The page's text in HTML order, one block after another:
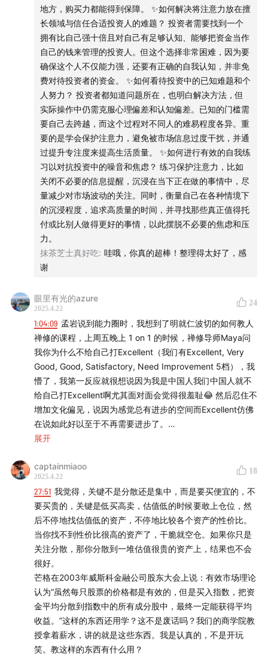
「✅投顾」
有知有行三大策略：长钱账户，稳钱账户，海外长钱
过去几年，中国所有的投顾策略，最大的问题在于超配A股，
虽然多元，但美股、黄金配的不够。
1）海内外
如果未来在国外生活消费，匹配美元资产投资。
如果未来在国内生活消费，匹配人民币资产投资。
并且尽可能的跟上这个国家的购买力，在此基础上选择好的
投资人，能做出阿尔法。
2）理想的投顾
投资和投顾策略只是用户生活中把自己的生活管理得很好的
工具，让自己的购买力不下降。
3）购买力
投资的本质是保证你的购买力不下降。
未来最大的风险是购买力在生活的经济体内下降。
「⭐️指数投资 - 阿尔法」
1）费率低
2）策略稳定，编制方案白盒
有大幅亏损的可能，但没有清零的可能。避免极端情况。
只需投入较少的时间和精力
5）帮你捕捉到伟大公司的工具
用事实不断的说话，而且尊重世界的规律，没有偏见。
非常少的公司贡献了股市全部的回报。
互联网带来了第一次的集中，算法带来了第二次的集中，AI
会带来第三次的集中。结果是将来有一些非常大的公司，带
来非常多的回报，但是你没有投到这些公司上，可能就错失
了所有。
在一个越来越集中的世界里面，个股投资风险会越来越大。
资，很多人觉得年化15%非常容易。
「✅能力圈」
确信自己比市场平均水平好10倍的事，投入更多的精力。
比如识别公司，对A股市场上的某一家公司有比这个市场平均
好十倍的认知。
能力圈以外承认自己没有明确的观点、答案。跟着走。
地方，购买力都能得到保障。 ✨如何解决将注意力放在擅
长领域与信任合适投资人的难题？ 投资者需要找到一个
拥有比自己强十倍且对自己有足够认知、能够把资金当作
自己的钱来管理的投资人。但这个选择非常困难，因为要
确保这个人不仅能力强，还要有正确的自我认知，并非免
费对待投资者的资金。 ✨如何看待投资中的已知难题和个
人努力？ 投资者都知道问题所在，也明白解决方法，但
实际操作中仍需克服心理偏差和认知偏差。已知的门槛需
要自己去跨越，而这个过程对不同人的难易程度各异。重
要的是学会保护注意力，避免被市场信息过度干扰，并通
过提升专注度来提高生活质量。 ✨如何进行有效的自我练
习以对抗投资中的噪音和焦虑？ 练习保护注意力，比如
关闭不必要的信息提醒，沉浸在当下正在做的事情中，尽
量减少对市场波动的关注。同时，衡量自己在各种情境下
的沉浸程度，追求高质量的时间，并寻找那些真正值得托
付或比别人做得更好的事情，以此摆脱不必要的焦虑和压
力。
抹茶芝士真好吃: 哇哦，你真的超棒！整理得太好了，感
谢
眼里有光的azure
2025.4.22
24
1:04:09 孟岩说到能力圈时，我想到了明就仁波切的如何教人
禅修的课程，上周五晚上 1 on 1 的时候，禅修导师Maya问
我你为什么不给自己打Excellent（我们有Excellent, Very
Good, Good, Satisfactory, Need Improvement 5档），我
懵了，我第一反应就很想说因为我是中国人我们中国人就不
给自己打Excellent啊尤其面对面会觉得很羞耻😂 然后忍住不
增加文化偏见，说因为感觉总有进步的空间而Excellent仿佛
在说如此好以至于不再需要进步了。
于轻松自在且值得为自己感到自豪，你感受下，你总有某些
地方是这样的，承认她。我想，也对。然后我从善如流哐哐
哐给自己打了好几个Excellent。。。
能力圈也是如此，她很清晰，在这一点上我就是比别人好十
倍。❤️
展开
captainmiaoo
2025.4.22
18
27:51 我觉得，关键不是分散还是集中，而是要买便宜的，不
要买贵的，关键是低买高卖，估值低的时候要敢上仓位，然
后不停地找估值低的资产，不停地比较各个资产的性价比。
当你找不到性价比很高的资产了，干脆就空仓。如果你只是
关注分散，那你分散到一堆估值很贵的资产上，结果也不会
很好。
芒格在2003年威斯科金融公司股东大会上说：有效市场理论
认为“虽然每只股票的价格都是有效的，但是买入指数，把资
金平均分散到指数中的所有成分股中，最终一定能获得平均
收益。”这样的东西还用学？这不是废话吗？我们的商学院教
授拿着薪水，讲的就是这些东西。我是认真的，不是开玩
笑。教这样的东西有什么用？